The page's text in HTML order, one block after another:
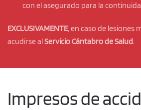
con el asegurado para la
EXCLUSIVAMENTE, en caso de lesiones
acudirse alServicio Cántabro de Salud.
Impresos de